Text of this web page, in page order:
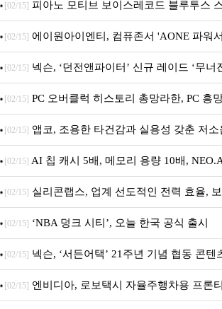
[02/15] 피아노 모티브 보이스레코드 블루투스
출시
[02/15] 에이원아이엔티, 컴퓨존서 'AONE 파워
음.ZIP' 이벤트 진행
[02/15] 넥슨, ‘던전앤파이터’ 신규 레이드 ‘무너
데이트!
[02/15] PC 오버클럭 히스토리 총망라한, PC 흥
특집(1-4편)
[02/15] 앱코, 조용한 타건감과 실용성 갖춘 저
우스 세트 'KM580' 출시
[02/15] AI 칩 캐시 5배, 메모리 용량 10배,
표
[02/15] 실리콘랩스, 업계 선도적인 전력 효율,
춘 초저전력 블루투스 LE SoC ‘BG2B’ 공개
[02/15] ‘NBA 덩크 시티’, 오늘 한국 공식 출시
[02/15] 넥슨, ‘서든어택’ 21주년 기념 협동 콘텐
이트
[02/15] 엔비디아, 로보택시 자율주행차용 프론